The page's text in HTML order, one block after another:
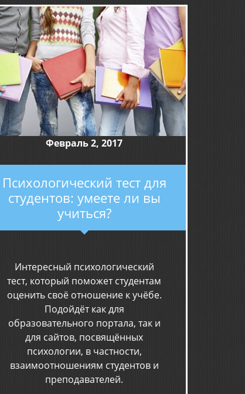
Февраль 2, 2017
Психологический тест для
студентов: умеете ли вы
учиться?
Интересный психологический
тест, который поможет студентам
оценить своё отношение к учёбе.
Подойдёт как для
образовательного портала, так и
для сайтов, посвящённых
психологии, в частности,
взаимоотношениям студентов и
преподавателей.